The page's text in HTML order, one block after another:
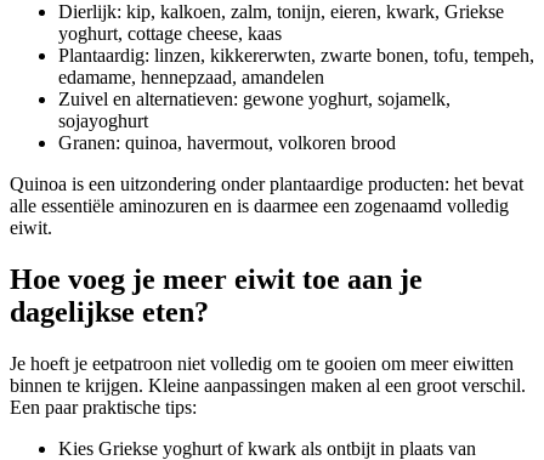
Dierlijk: kip, kalkoen, zalm, tonijn, eieren, kwark, Griekse
yoghurt, cottage cheese, kaas
Plantaardig: linzen, kikkererwten, zwarte bonen, tofu, tempeh,
edamame, hennepzaad, amandelen
Zuivel en alternatieven: gewone yoghurt, sojamelk,
sojayoghurt
Granen: quinoa, havermout, volkoren brood
Quinoa is een uitzondering onder plantaardige producten: het bevat
alle essentiële aminozuren en is daarmee een zogenaamd volledig
eiwit.
Hoe voeg je meer eiwit toe aan je
dagelijkse eten?
Je hoeft je eetpatroon niet volledig om te gooien om meer eiwitten
binnen te krijgen. Kleine aanpassingen maken al een groot verschil.
Een paar praktische tips:
Kies Griekse yoghurt of kwark als ontbijt in plaats van